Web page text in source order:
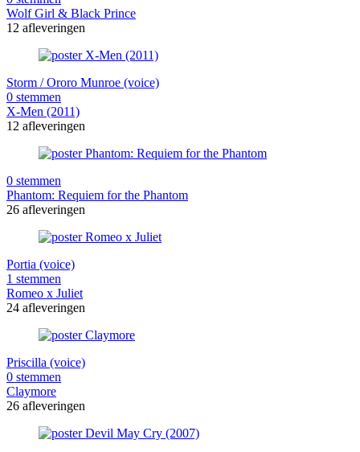
Wolf Girl & Black Prince
12 afleveringen
Storm / Ororo Munroe (voice)
0 stemmen
X-Men (2011)
12 afleveringen
0 stemmen
Phantom: Requiem for the Phantom
26 afleveringen
Portia (voice)
1 stemmen
Romeo x Juliet
24 afleveringen
Priscilla (voice)
0 stemmen
Claymore
26 afleveringen